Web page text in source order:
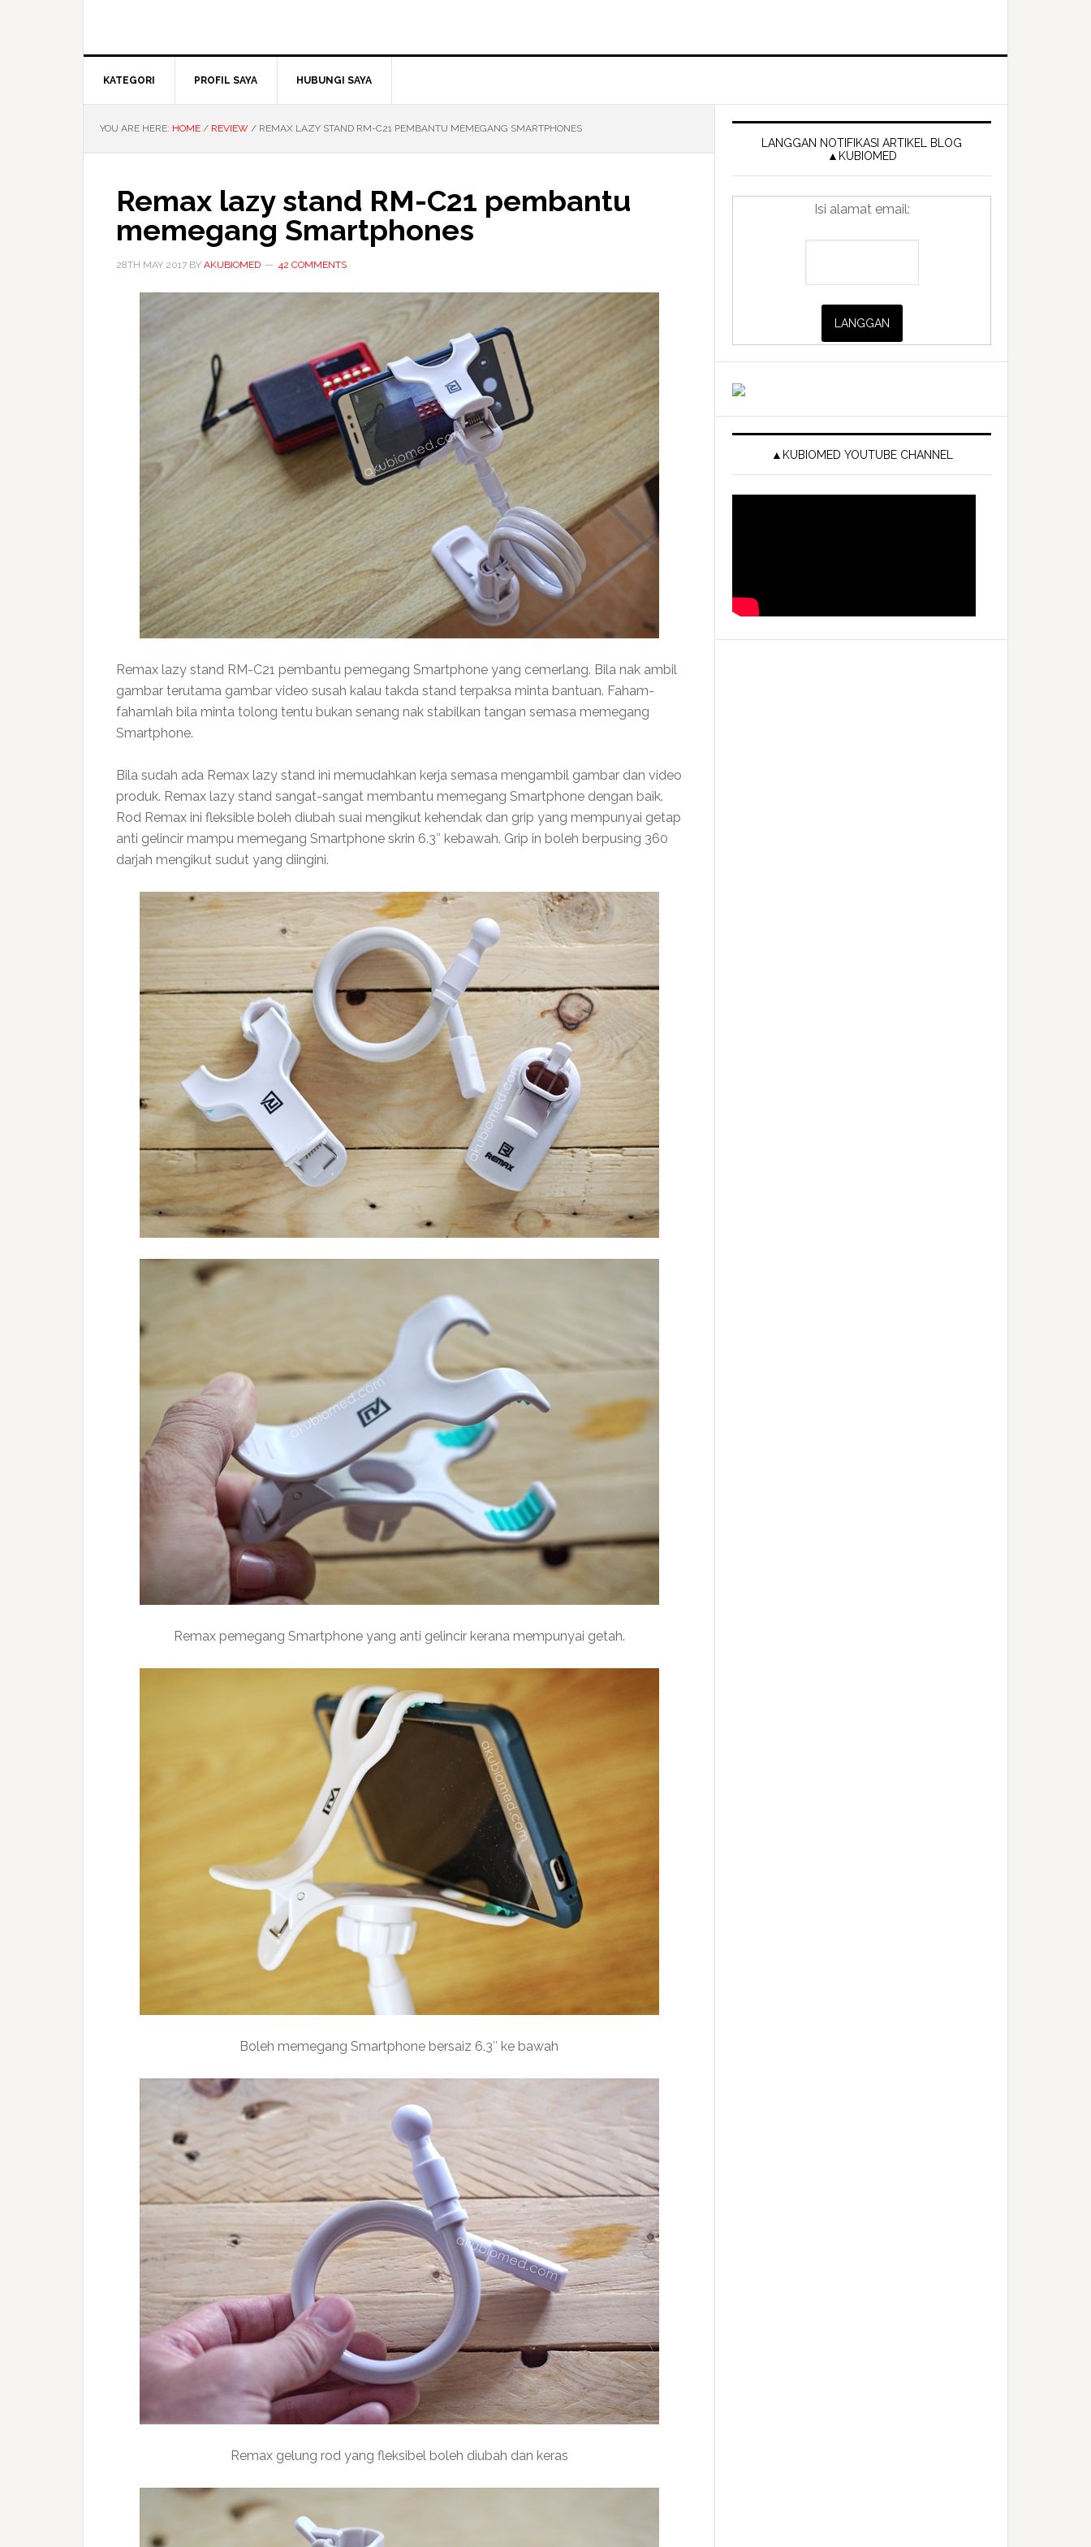
KATEGORI PROFIL SAYA HUBUNGI SAYA
YOU ARE HERE: HOME / REVIEW / REMAX LAZY STAND RM-C21 PEMBANTU MEMEGANG SMARTPHONES
Remax lazy stand RM-C21 pembantu
memegang Smartphones
28TH MAY 2017 BY AKUBIOMED 42 COMMENTS
Remax lazy stand RM-C21 pembantu pemegang Smartphone yang cemerlang. Bila nak ambil
gambar terutama gambar video susah kalau takda stand terpaksa minta bantuan. Faham-
fahamlah bila minta tolong tentu bukan senang nak stabilkan tangan semasa memegang
Smartphone.
Bila sudah ada Remax lazy stand ini memudahkan kerja semasa mengambil gambar dan video
produk. Remax lazy stand sangat-sangat membantu memegang Smartphone dengan baik.
Rod Remax ini fleksible boleh diubah suai mengikut kehendak dan grip yang mempunyai getap
anti gelincir mampu memegang Smartphone skrin 6.3″ kebawah. Grip in boleh berpusing 360
darjah mengikut sudut yang diingini.
Remax pemegang Smartphone yang anti gelincir kerana mempunyai getah.
Boleh memegang Smartphone bersaiz 6.3″ ke bawah
Remax gelung rod yang fleksibel boleh diubah dan keras
Primary
SidebarLANGGAN NOTIFIKASI ARTIKEL BLOG
▲KUBIOMED
Isi alamat email:
▲KUBIOMED YOUTUBE CHANNEL